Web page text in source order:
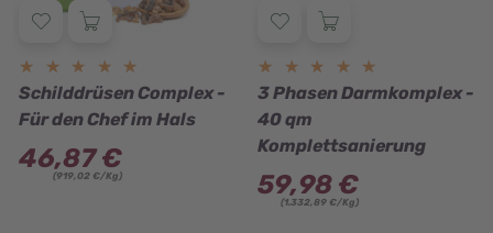
★★★★★
★★★★★
Schilddrüsen Complex -
Für den Chef im Hals
46,87 €
(919,02 €/Kg)
★★★★★
★★★★★
3 Phasen Darmkomplex -
40 qm
Komplettsanierung
59,98 €
(1.332,89 €/Kg)